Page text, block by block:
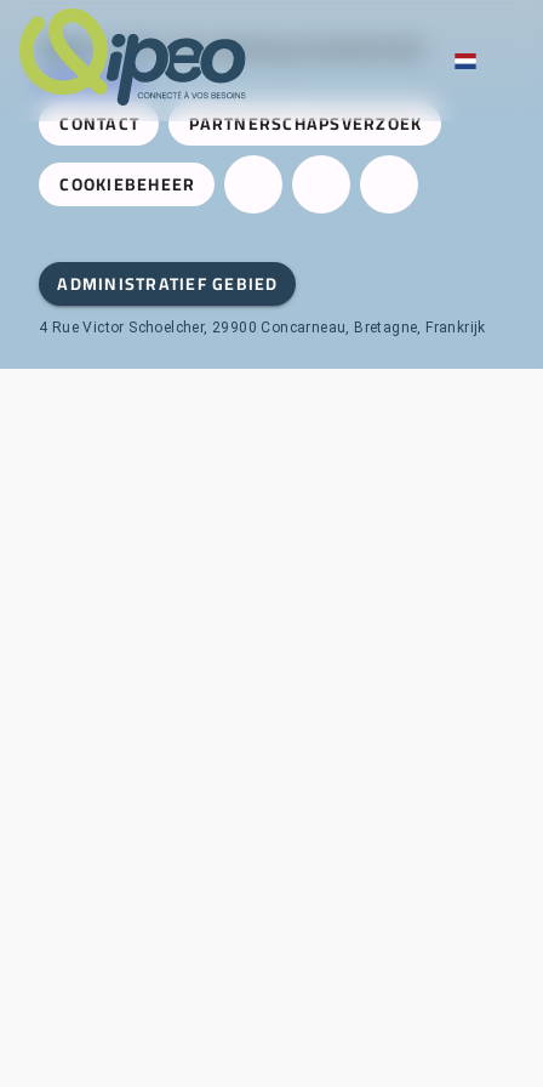
Qipeo © 2025 -Een oplossing ontwikkeld door
AireServices
CONTACT
PARTNERSCHAPSVERZOEK
COOKIEBEHEER
ADMINISTRATIEF GEBIED
4 Rue Victor Schoelcher, 29900 Concarneau, Bretagne, Frankrijk